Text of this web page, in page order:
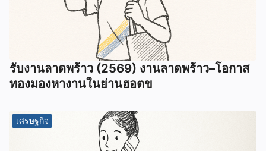
รับงานลาดพร้าว (2569) งานลาดพร้าว–โอกาส
ทองมองหางานในย่านฮอตข
เศรษฐกิจ